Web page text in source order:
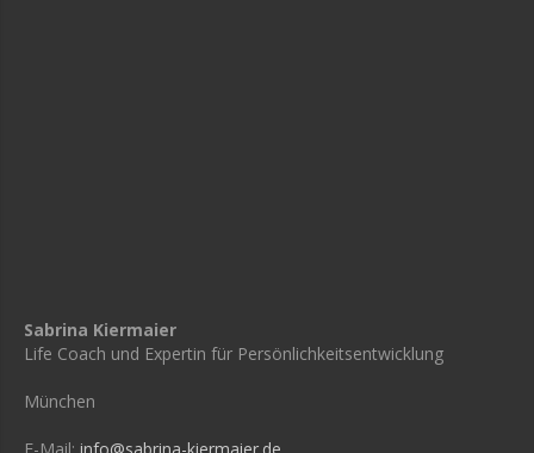
Sabrina Kiermaier
Life Coach und Expertin für Persönlichkeitsentwicklung
München